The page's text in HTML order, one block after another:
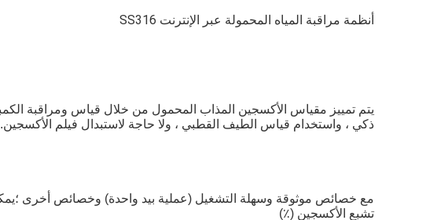
أنظمة مراقبة المياه المحمولة عبر الإنترنت SS316
ذكي ، واستخدام قياس الطيف القطبي ، ولا حاجة لاستبدال فيلم الأكسجين.
تشبع الأكسجين (٪)